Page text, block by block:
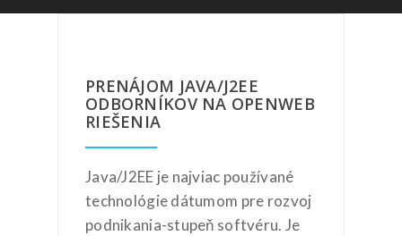
PRENÁJOM JAVA/J2EE
ODBORNÍKOV NA OPENWEB
RIEŠENIA
Java/J2EE je najviac používané
technológie dátumom pre rozvoj
podnikania-stupeň softvéru. Je